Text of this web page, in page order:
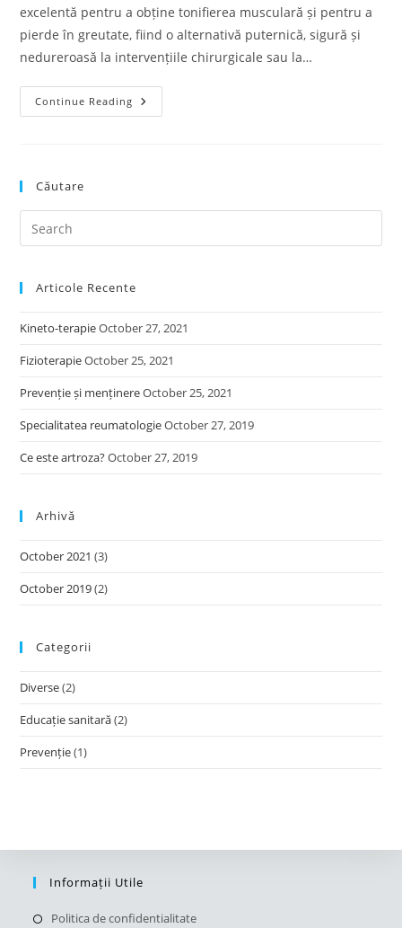
excelentă pentru a obține tonifierea musculară și pentru a
pierde în greutate, fiind o alternativă puternică, sigură și
nedureroasă la intervențiile chirurgicale sau la…
Continue Reading Prevenție
Și
Căutare
Articole Recente
Kineto-terapieOctober 27, 2021
FizioterapieOctober 25, 2021
Prevenție și menținereOctober 25, 2021
Specialitatea reumatologieOctober 27, 2019
Ce este artroza?October 27, 2019
Arhivă
October 2021 (3)
October 2019(2)
Categorii
Diverse(2)
Educație sanitară(2)
Prevenție(1)
Informații Utile
Politica de confidentialitateOpens